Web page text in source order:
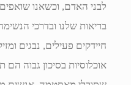
לבני האדם, וכשאנו
בריאות שלנו ובדרכי
חיידקים פעילים, נבגים
אוכלוסיות בסיכון גבוה הם